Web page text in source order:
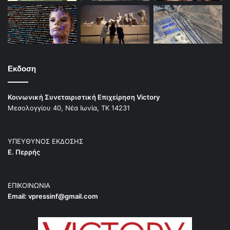
ΠΗΓΗ: enypografa.gr
σωματείο εργαζομένων
Εκδοση
Κοινωνική Συνεταιριστική Επιχείρηση Victory
Μεσολογγίου 40, Νέα Ιωνία, ΤΚ 14231
ΥΠΕΥΘΥΝΟΣ ΕΚΔΟΣΗΣ
Ε. Περρής
ΕΠΙΚΟΙΝΩΝΙΑ
Email: vpressinf@gmail.com